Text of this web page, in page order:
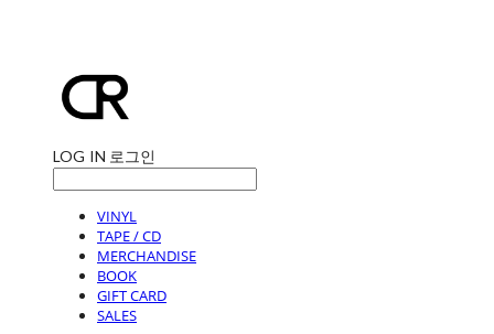
LOG IN 로그인
VINYL
TAPE / CD
MERCHANDISE
BOOK
GIFT CARD
SALES